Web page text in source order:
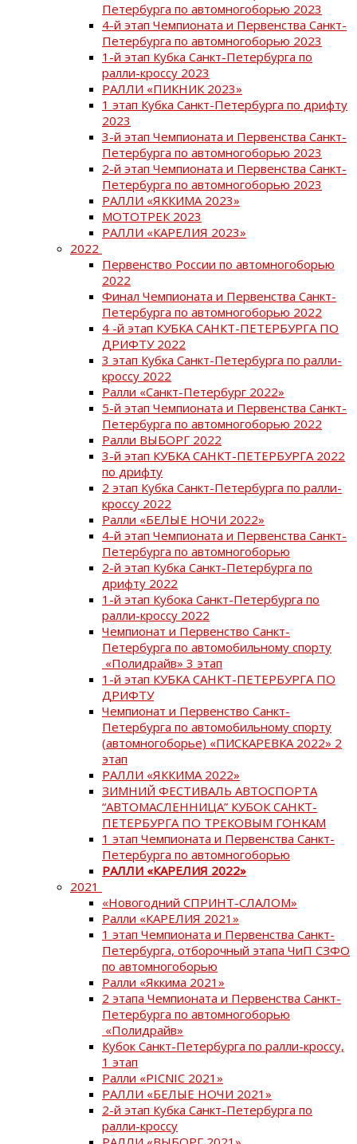
Петербурга по автомногоборью 2023
4-й этап Чемпионата и Первенства Санкт-
Петербурга по автомногоборью 2023
1-й этап Кубка Санкт-Петербурга по
ралли-кроссу 2023
РАЛЛИ «ПИКНИК 2023»
1 этап Кубка Санкт-Петербурга по дрифту
2023
3-й этап Чемпионата и Первенства Санкт-
Петербурга по автомногоборью 2023
2-й этап Чемпионата и Первенства Санкт-
Петербурга по автомногоборью 2023
РАЛЛИ «ЯККИМА 2023»
МОТОТРЕК 2023
РАЛЛИ «КАРЕЛИЯ 2023»
2022
Первенство России по автомногоборью
2022
Финал Чемпионата и Первенства Санкт-
Петербурга по автомногоборью 2022
4 -й этап КУБКА САНКТ-ПЕТЕРБУРГА ПО
ДРИФТУ 2022
3 этап Кубка Санкт-Петербурга по ралли-
кроссу 2022
Ралли «Санкт-Петербург 2022»
5-й этап Чемпионата и Первенства Санкт-
Петербурга по автомногоборью 2022
Ралли ВЫБОРГ 2022
3-й этап КУБКА САНКТ-ПЕТЕРБУРГА 2022
по дрифту
2 этап Кубка Санкт-Петербурга по ралли-
кроссу 2022
Ралли «БЕЛЫЕ НОЧИ 2022»
4-й этап Чемпионата и Первенства Санкт-
Петербурга по автомногоборью
2-й этап Кубка Санкт-Петербурга по
дрифту 2022
1-й этап Кубока Санкт-Петербурга по
ралли-кроссу 2022
Чемпионат и Первенство Санкт-
Петербурга по автомобильному спорту
«Полидрайв» 3 этап
1-й этап КУБКА САНКТ-ПЕТЕРБУРГА ПО
ДРИФТУ
Чемпионат и Первенство Санкт-
Петербурга по автомобильному спорту
(автомногоборье) «ПИСКАРЕВКА 2022» 2
этап
РАЛЛИ «ЯККИМА 2022»
ЗИМНИЙ ФЕСТИВАЛЬ АВТОСПОРТА
“АВТОМАСЛЕННИЦА” КУБОК САНКТ-
ПЕТЕРБУРГА ПО ТРЕКОВЫМ ГОНКАМ
1 этап Чемпионата и Первенства Санкт-
Петербурга по автомногоборью
РАЛЛИ «КАРЕЛИЯ 2022»
2021
«Новогодний СПРИНТ-СЛАЛОМ»
Ралли «КАРЕЛИЯ 2021»
1 этап Чемпионата и Первенства Санкт-
Петербурга, отборочный этапа ЧиП СЗФО
по автомногоборью
Ралли «Яккима 2021»
2 этапа Чемпионата и Первенства Санкт-
Петербурга по автомногоборью
«Полидрайв»
Кубок Санкт-Петербурга по ралли-кроссу,
1 этап
Ралли «PICNIC 2021»
РАЛЛИ «БЕЛЫЕ НОЧИ 2021»
2-й этап Кубка Санкт-Петербурга по
ралли-кроссу